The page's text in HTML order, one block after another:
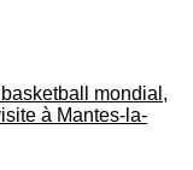
mondial,
à Mantes-la-